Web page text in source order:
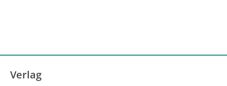
Verlag